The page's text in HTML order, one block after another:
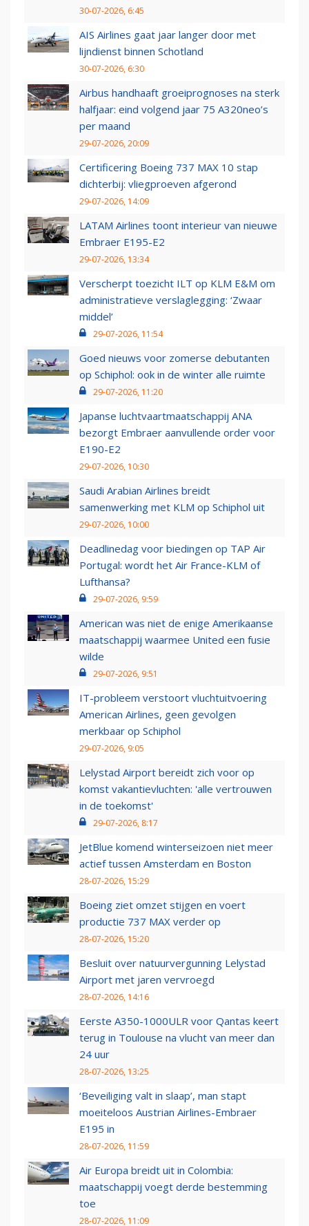
30-07-2026, 6:45
AIS Airlines gaat jaar langer door met
lijndienst binnen Schotland
30-07-2026, 6:30
Airbus handhaaft groeiprognoses na sterk
halfjaar: eind volgend jaar 75 A320neo’s
per maand
29-07-2026, 20:09
Certificering Boeing 737 MAX 10 stap
dichterbij: vliegproeven afgerond
29-07-2026, 14:09
LATAM Airlines toont interieur van nieuwe
Embraer E195-E2
29-07-2026, 13:34
Verscherpt toezicht ILT op KLM E&M om
administratieve verslaglegging: ‘Zwaar
middel’
29-07-2026, 11:54
Goed nieuws voor zomerse debutanten
op Schiphol: ook in de winter alle ruimte
29-07-2026, 11:20
Japanse luchtvaartmaatschappij ANA
bezorgt Embraer aanvullende order voor
E190-E2
29-07-2026, 10:30
Saudi Arabian Airlines breidt
samenwerking met KLM op Schiphol uit
29-07-2026, 10:00
Deadlinedag voor biedingen op TAP Air
Portugal: wordt het Air France-KLM of
Lufthansa?
29-07-2026, 9:59
American was niet de enige Amerikaanse
maatschappij waarmee United een fusie
wilde
29-07-2026, 9:51
IT-probleem verstoort vluchtuitvoering
American Airlines, geen gevolgen
merkbaar op Schiphol
29-07-2026, 9:05
Lelystad Airport bereidt zich voor op
komst vakantievluchten: 'alle vertrouwen
in de toekomst'
29-07-2026, 8:17
JetBlue komend winterseizoen niet meer
actief tussen Amsterdam en Boston
28-07-2026, 15:29
Boeing ziet omzet stijgen en voert
productie 737 MAX verder op
28-07-2026, 15:20
Besluit over natuurvergunning Lelystad
Airport met jaren vervroegd
28-07-2026, 14:16
Eerste A350-1000ULR voor Qantas keert
terug in Toulouse na vlucht van meer dan
24 uur
28-07-2026, 13:25
‘Beveiliging valt in slaap’, man stapt
moeiteloos Austrian Airlines-Embraer
E195 in
28-07-2026, 11:59
Air Europa breidt uit in Colombia:
maatschappij voegt derde bestemming
toe
28-07-2026, 11:09